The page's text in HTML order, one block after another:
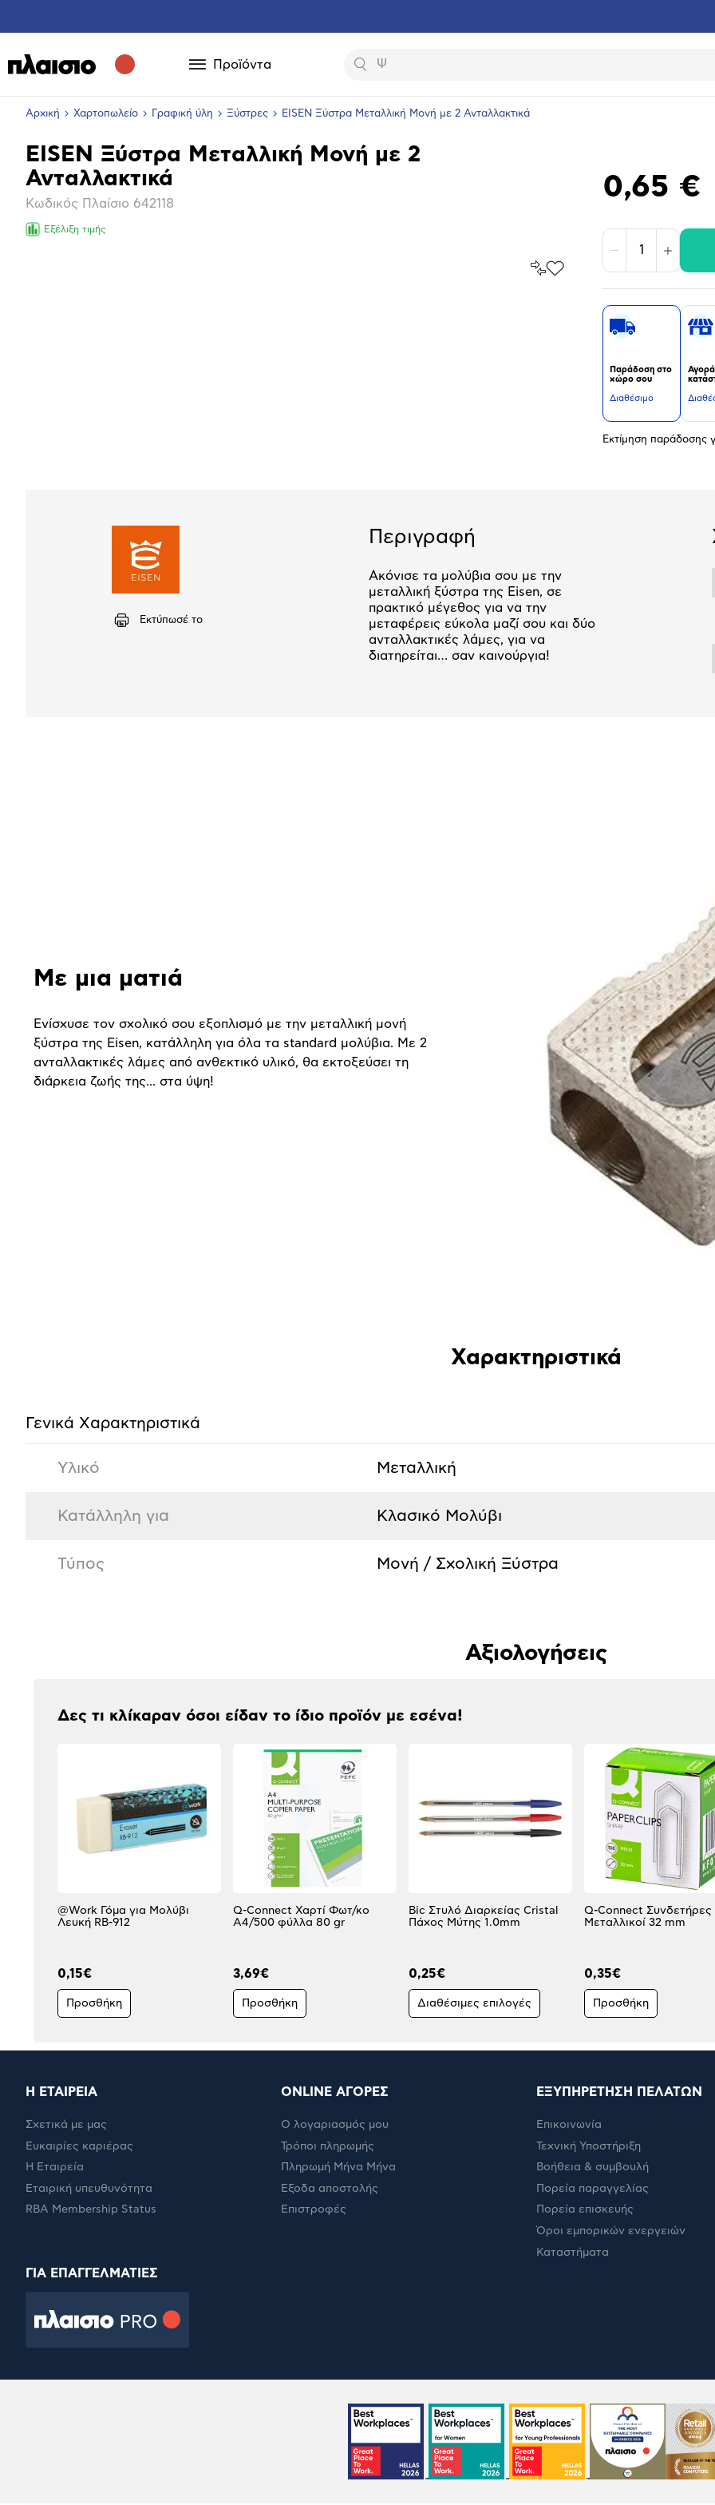
Προϊόντα Αναζήτηση
Αρχική Χαρτοπωλείο Γραφική ύλη Ξύστρες EISEN Ξύστρα Μεταλλική Μονή με 2 Ανταλλακτικά
Βασικά
χαρακτηριστικά
EISEN Ξύστρα Μεταλλική Μονή με 2
Ανταλλακτικά
Κωδικός Πλαίσιο 642118
Εξέλιξη τιμής
Σύγκρινέ
Προσθήκη
0,65 €
Μείωση Αύξηση
Παράδοση στο
χώρο σου
Διαθέσιμο
Εκτίμηση παράδοσης
Εκτύπωσέ το
Περιγραφή
Ακόνισε τα μολύβια σου με την
μεταλλική ξύστρα της Eisen, σε
πρακτικό μέγεθος για να την
μεταφέρεις εύκολα μαζί σου και δύο
ανταλλακτικές λάμες, για να
διατηρείται… σαν καινούργια!
Με μια ματιά
Ενίσχυσε τον σχολικό σου εξοπλισμό με την μεταλλική μονή
ξύστρα της Eisen, κατάλληλη για όλα τα standard μολύβια. Με 2
ανταλλακτικές λάμες από ανθεκτικό υλικό, θα εκτοξεύσει τη
διάρκεια ζωής της... στα ύψη!
Χαρακτηριστικά
Γενικά Xαρακτηριστικά
Υλικό Μεταλλική
Κατάλληλη για Κλασικό Μολύβι
Τύπος Μονή / Σχολική Ξύστρα
Αξιολογήσεις
Δες τι κλίκαραν όσοι είδαν το ίδιο προϊόν με εσένα!
@Work Γόμα για Μολύβι
Λευκή RB-912
0,15€
Προσθήκη
Q-Connect Χαρτί Φωτ/κο
A4/500 φύλλα 80 gr
3,69€
Προσθήκη
Bic Στυλό Διαρκείας Cristal
Πάχος Μύτης 1.0mm
0,25€
Διαθέσιμες επιλογές
Q-Connect Συνδετήρες
Μεταλλικοί 32 mm
0,35€
Προσθήκη
Η ΕΤΑΙΡΕΙΑ
Σχετικά με μας
Ευκαιρίες καριέρας
Η Εταιρεία
Εταιρική υπευθυνότητα
RBA Membership Status
ONLINE ΑΓΟΡΕΣ
Ο λογαριασμός μου
Τρόποι πληρωμής
Πληρωμή Μήνα Μήνα
Έξοδα αποστολής
Επιστροφές
ΕΞΥΠΗΡΕΤΗΣΗ ΠΕΛΑΤΩΝ
Επικοινωνία
Τεχνική Υποστήριξη
Βοήθεια & συμβουλή
Πορεία παραγγελίας
Πορεία επισκευής
Όροι εμπορικών ενεργειών
Καταστήματα
ΓΙΑ ΕΠΑΓΓΕΛΜΑΤΙΕΣ